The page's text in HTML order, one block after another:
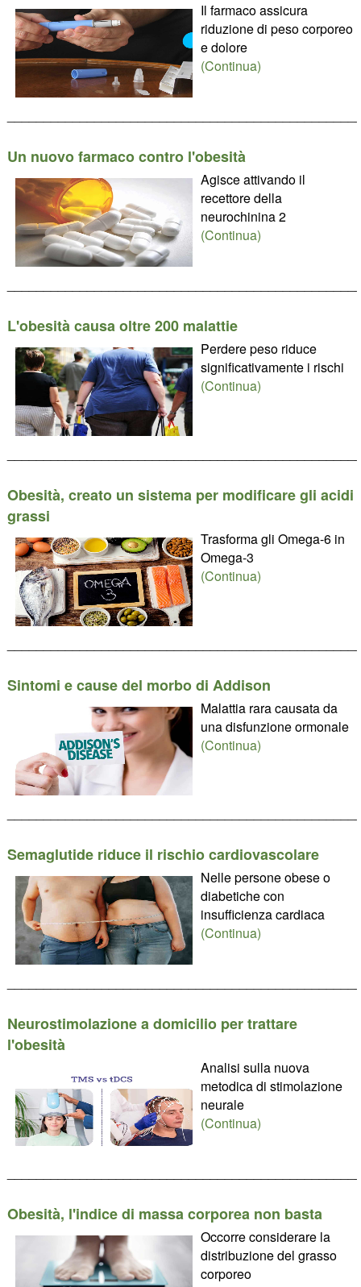
Il farmaco assicura
riduzione di peso corporeo
e dolore
(Continua)
Un nuovo farmaco contro l'obesità
Agisce attivando il
recettore della
neurochinina 2
(Continua)
L'obesità causa oltre 200 malattie
Perdere peso riduce
significativamente i rischi
(Continua)
Obesità, creato un sistema per modificare gli acidi
grassi
Trasforma gli Omega-6 in
Omega-3
(Continua)
Sintomi e cause del morbo di Addison
Malattia rara causata da
una disfunzione ormonale
(Continua)
Semaglutide riduce il rischio cardiovascolare
Nelle persone obese o
diabetiche con
insufficienza cardiaca
(Continua)
Neurostimolazione a domicilio per trattare
l'obesità
Analisi sulla nuova
metodica di stimolazione
neurale
(Continua)
Obesità, l'indice di massa corporea non basta
Occorre considerare la
distribuzione del grasso
corporeo